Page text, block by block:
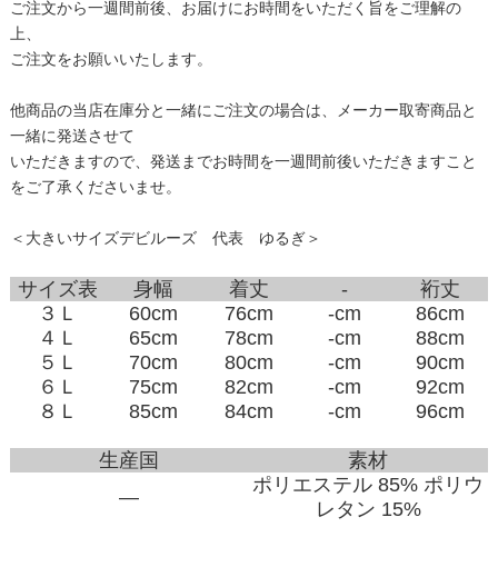
ご注文から一週間前後、お届けにお時間をいただく旨をご理解の
上、
ご注文をお願いいたします。
他商品の当店在庫分と一緒にご注文の場合は、メーカー取寄商品と
一緒に発送させて
いただきますので、発送までお時間を一週間前後いただきますこと
をご了承くださいませ。
＜大きいサイズデビルーズ 代表 ゆるぎ＞
サイズ表 身幅 着丈 -
裄丈
３Ｌ
60cm 76cm -cm
86cm
４Ｌ
65cm 78cm -cm
88cm
５Ｌ
70cm 80cm -cm
90cm
６Ｌ
75cm 82cm -cm
92cm
８Ｌ
85cm 84cm -cm 96cm
生産国
素材
―
ポリエステル 85% ポリウ
レタン 15%